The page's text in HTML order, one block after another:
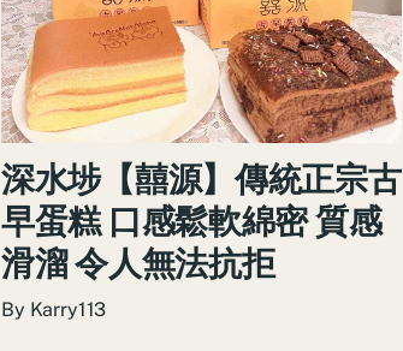
深水埗【囍源】傳統正宗古
早蛋糕 口感鬆軟綿密 質感
滑溜 令人無法抗拒
By Karry113